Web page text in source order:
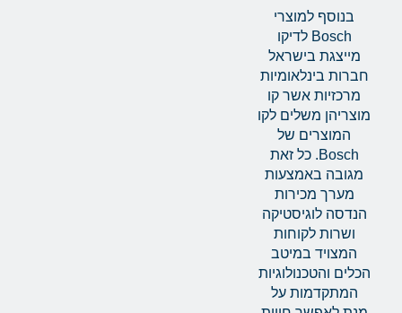
בנוסף למוצרי
Bosch לדיקו
מייצגת בישראל
חברות בינלאומיות
מרכזיות אשר קו
מוצריהן משלים לקו
המוצרים של
Bosch. כל זאת
מגובה באמצעות
מערך מכירות
הנדסה לוגיסטיקה
ושרות לקוחות
המצויד במיטב
הכלים והטכנולוגיות
המתקדמות על